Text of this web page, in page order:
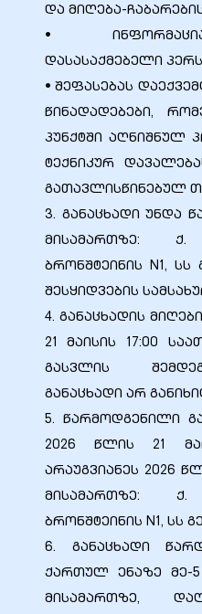
და მიღება-
•
დასასაქმებელი
• შეფასებას
წინადადებები,
პუნქტში აღნიშნულ
ტექნიკურ
გათავლისწინებულ
3. განაცხადი უნდა
მისამართზე:
ბრონშტეინის N1, სს
შესყიდვების
4. განაცხადის
21 მაისის 17:00
გასვლის
განაცხადი არ
5. წარმოდგენილი
2026 წლის 21
არაუგვიანეს 2026
მისამართზე:
ბრონშტეინის N1, სს
6. განაცხადი
ქართულ ენაზე მე-
მისამართზე,